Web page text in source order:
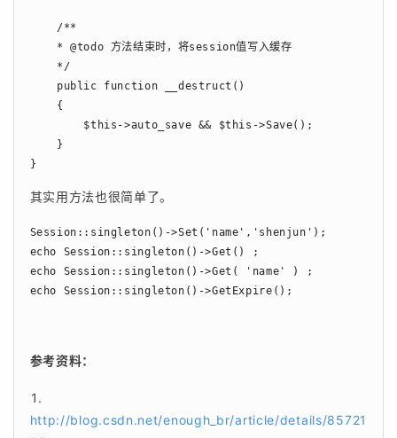
    /**
    * @todo 方法结束时，将session值写入缓存
    */
    public function __destruct()
    {
        $this->auto_save && $this->Save();
    }
}
其实用方法也很简单了。
Session::singleton()->Set('name','shenjun');
echo Session::singleton()->Get() ;
echo Session::singleton()->Get( 'name' ) ;
echo Session::singleton()->GetExpire();
参考资料：
http://blog.csdn.net/enough_br/article/details/85721